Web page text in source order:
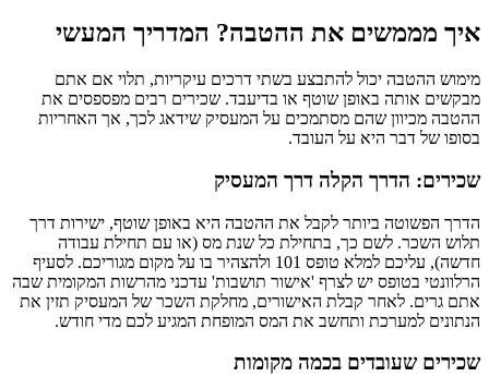
איך מממשים את ההטבה? המדריך המעשי
מימוש ההטבה יכול להתבצע בשתי דרכים עיקריות, תלוי אם אתם
מבקשים אותה באופן שוטף או בדיעבד. שכירים רבים מפספסים את
ההטבה מכיוון שהם מסתמכים על המעסיק שידאג לכך, אך האחריות
בסופו של דבר היא על העובד.
שכירים: הדרך הקלה דרך המעסיק
הדרך הפשוטה ביותר לקבל את ההטבה היא באופן שוטף, ישירות דרך
תלוש השכר. לשם כך, בתחילת כל שנת מס (או עם תחילת עבודה
חדשה), עליכם למלא טופס 101 ולהצהיר בו על מקום מגוריכם. לסעיף
הרלוונטי בטופס יש לצרף 'אישור תושבות' עדכני מהרשות המקומית שבה
אתם גרים. לאחר קבלת האישורים, מחלקת השכר של המעסיק תזין את
הנתונים למערכת ותחשב את המס המופחת המגיע לכם מדי חודש.
שכירים שעובדים בכמה מקומות